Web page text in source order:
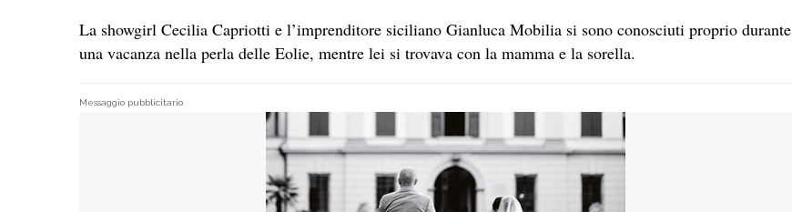
La showgirl Cecilia Capriotti e l’imprenditore siciliano Gianluca Mobilia si sono conosciuti proprio durante
una vacanza nella perla delle Eolie, mentre lei si trovava con la mamma e la sorella.
Messaggio pubblicitario